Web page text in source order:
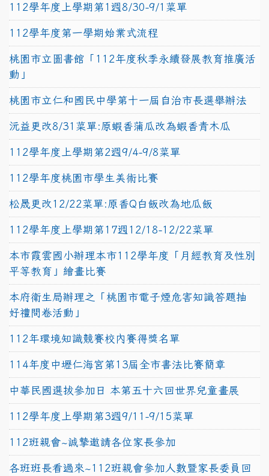
112學年度上學期第1週8/30-9/1菜單
112學年度第一學期始業式流程
桃園市立圖書館「112年度秋季永續發展教育推廣活
動」
桃園市立仁和國民中學第十一屆自治市長選舉辦法
沅益更改8/31菜單:原蝦香蒲瓜改為蝦香青木瓜
112學年度上學期第2週9/4-9/8菜單
112學年度桃園市學生美術比賽
松晟更改12/22菜單:原香Q白飯改為地瓜飯
112學年度上學期第17週12/18-12/22菜單
本市霞雲國小辦理本市112學年度「月經教育及性別
平等教育」繪畫比賽
本府衛生局辦理之「桃園市電子煙危害知識答題抽
好禮問卷活動」
112年環境知識競賽校內賽得獎名單
114年度中壢仁海宮第13屆全市書法比賽簡章
中華民國選拔參加日 本第五十六回世界兒童畫展
112學年度上學期第3週9/11-9/15菜單
112班親會~誠摯邀請各位家長參加
各班班長看過來~112班親會參加人數暨家長委員回